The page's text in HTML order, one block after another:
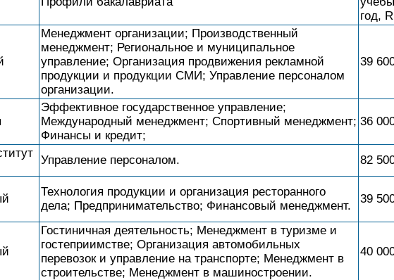
год,
Менеджмент организации; Производственный
менеджмент; Региональное и муниципальное
управление; Организация продвижения рекламной
продукции и продукции СМИ; Управление персоналом
организации.
39
Эффективное государственное управление;
Международный менеджмент; Спортивный менеджмент;
Финансы и кредит;
36
Управление персоналом.
82
Технология продукции и организация ресторанного
дела; Предпринимательство; Финансовый менеджмент.
39
Гостиничная деятельность; Менеджмент в туризме и
гостеприимстве; Организация автомобильных
перевозок и управление на транспорте; Менеджмент в
строительстве; Менеджмент в машиностроении.
40